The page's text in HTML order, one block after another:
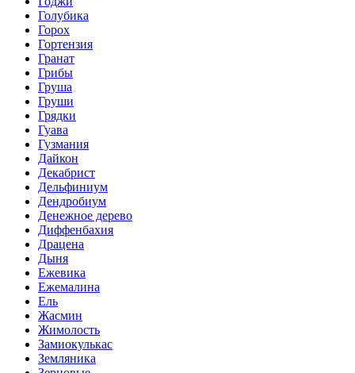
Голубика
Горох
Гортензия
Гранат
Грибы
Груша
Груши
Грядки
Гуава
Гузмания
Дайкон
Декабрист
Дельфиниум
Дендробиум
Денежное дерево
Диффенбахия
Драцена
Дыня
Ежевика
Ежемалина
Ель
Жасмин
Жимолость
Замиокулькас
Земляника